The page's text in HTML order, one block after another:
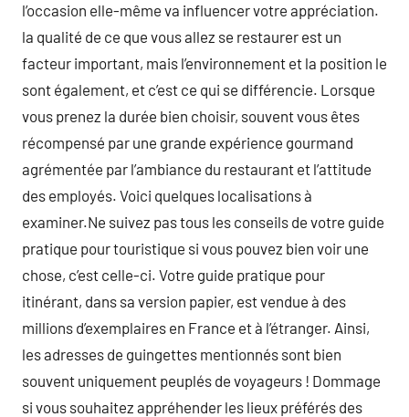
l’occasion elle-même va influencer votre appréciation.
la qualité de ce que vous allez se restaurer est un
facteur important, mais l’environnement et la position le
sont également, et c’est ce qui se différencie. Lorsque
vous prenez la durée bien choisir, souvent vous êtes
récompensé par une grande expérience gourmand
agrémentée par l’ambiance du restaurant et l’attitude
des employés. Voici quelques localisations à
examiner.Ne suivez pas tous les conseils de votre guide
pratique pour touristique si vous pouvez bien voir une
chose, c’est celle-ci. Votre guide pratique pour
itinérant, dans sa version papier, est vendue à des
millions d’exemplaires en France et à l’étranger. Ainsi,
les adresses de guingettes mentionnés sont bien
souvent uniquement peuplés de voyageurs ! Dommage
si vous souhaitez appréhender les lieux préférés des